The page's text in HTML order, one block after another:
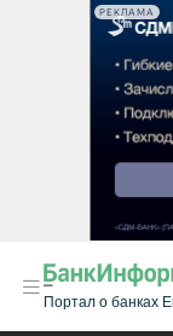
РЕКЛАМА
Портал о банках